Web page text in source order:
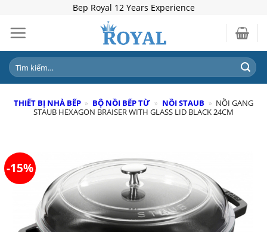
content
Bep Royal 12 Years Experience
Tìm
kiếm:
THIẾT BỊ NHÀ BẾP » BỘ NỒI BẾP TỪ » NỒI STAUB » NỒI GANG
STAUB HEXAGON BRAISER WITH GLASS LID BLACK 24CM
-15%